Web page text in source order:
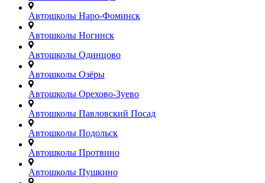
Автошколы Наро-Фоминск
Автошколы Ногинск
Автошколы Одинцово
Автошколы Озёры
Автошколы Орехово-Зуево
Автошколы Павловский Посад
Автошколы Подольск
Автошколы Протвино
Автошколы Пушкино